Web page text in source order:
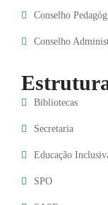
Conselho
Conselho
Bibliotecas
Secretaria
Educação
SPO